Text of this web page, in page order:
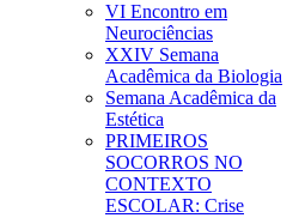
VI Encontro em
Neurociências
XXIV Semana
Acadêmica da Biologia
Semana Acadêmica da
Estética
PRIMEIROS
SOCORROS NO
CONTEXTO
ESCOLAR: Crise